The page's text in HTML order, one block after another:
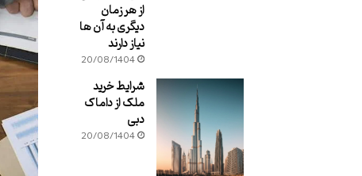
از هر زمان
دیگری به آن ها
نیاز دارند
20/08/1404
شرایط خرید
ملک از داماک
دبی
20/08/1404